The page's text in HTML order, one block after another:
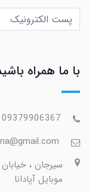
با ما همراه
09379906367
سیرجان ،
موبایل آپادانا